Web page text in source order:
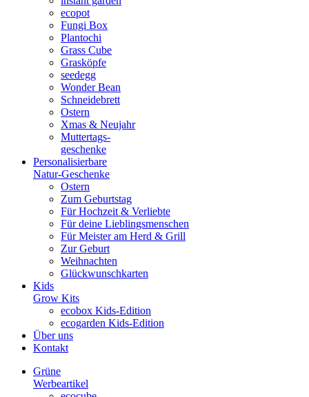
ecopot
Fungi Box
Plantochi
Grass Cube
Grasköpfe
seedegg
Wonder Bean
Schneidebrett
Ostern
Xmas & Neujahr
Muttertags-
geschenke
Personalisierbare
Natur-Geschenke
Ostern
Zum Geburtstag
Für Hochzeit & Verliebte
Für deine Lieblingsmenschen
Für Meister am Herd & Grill
Zur Geburt
Weihnachten
Glückwunschkarten
Kids
Grow Kits
ecobox Kids-Edition
ecogarden Kids-Edition
Über uns
Kontakt
Grüne
Werbeartikel